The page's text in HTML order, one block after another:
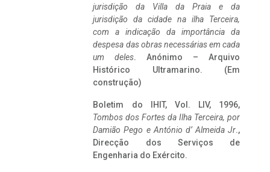
jurisdição da Villa da Praia e da
jurisdição da cidade na ilha Terceira,
com a indicação da importância da
despesa das obras necessárias em cada
um deles. Anónimo – Arquivo
Histórico Ultramarino. (Em
construção)
Boletim do IHIT, Vol. LIV, 1996,
Tombos dos Fortes da Ilha Terceira, por
Damião Pego e António d’ Almeida Jr.,
Direcção dos Serviços de
Engenharia do Exército.